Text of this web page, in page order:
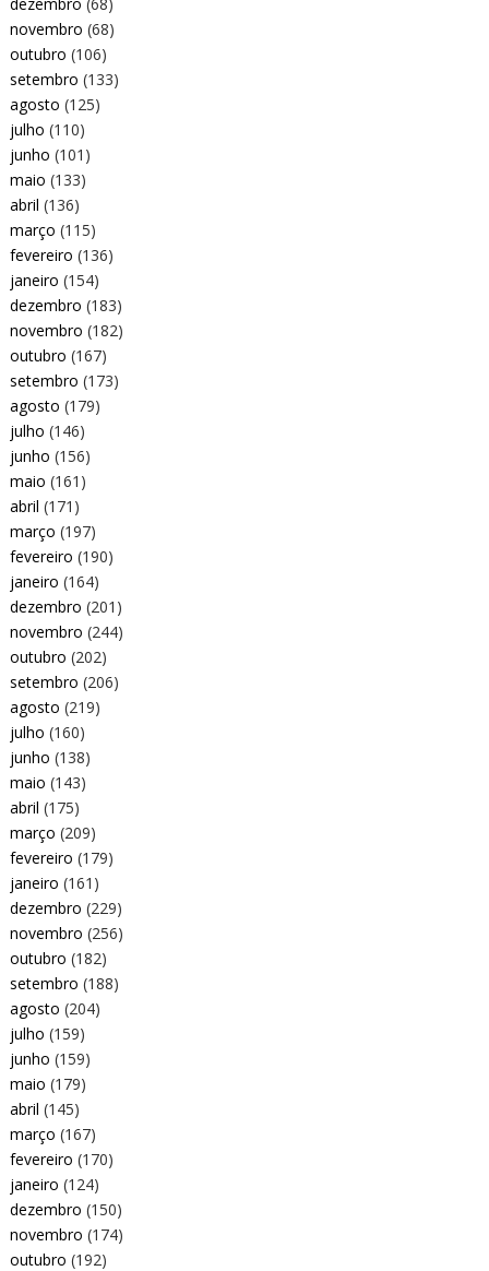
novembro (68)
outubro (106)
setembro (133)
agosto (125)
julho (110)
junho (101)
maio (133)
abril (136)
março (115)
fevereiro (136)
janeiro (154)
dezembro (183)
novembro (182)
outubro (167)
setembro (173)
agosto (179)
julho (146)
junho (156)
maio (161)
abril (171)
março (197)
fevereiro (190)
janeiro (164)
dezembro (201)
novembro (244)
outubro (202)
setembro (206)
agosto (219)
julho (160)
junho (138)
maio (143)
abril (175)
março (209)
fevereiro (179)
janeiro (161)
dezembro (229)
novembro (256)
outubro (182)
setembro (188)
agosto (204)
julho (159)
junho (159)
maio (179)
abril (145)
março (167)
fevereiro (170)
janeiro (124)
dezembro (150)
novembro (174)
outubro (192)